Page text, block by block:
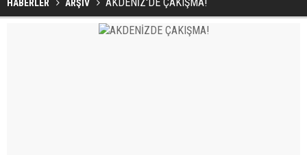
HABERLER ARŞİV